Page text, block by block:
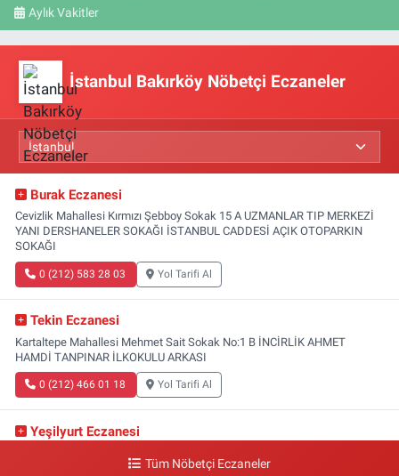
Aylık Vakitler
İstanbul Bakırköy Nöbetçi Eczaneler
Burak Eczanesi
Cevizlik Mahallesi Kırmızı Şebboy Sokak 15 A UZMANLAR TIP MERKEZİ
YANI DERSHANELER SOKAĞI İSTANBUL CADDESİ AÇIK OTOPARKIN
SOKAĞI
0 (212) 583 28 03 Yol Tarifi Al
Tekin Eczanesi
Kartaltepe Mahallesi Mehmet Sait Sokak No:1 B İNCİRLİK AHMET
HAMDİ TANPINAR İLKOKULU ARKASI
0 (212) 466 01 18 Yol Tarifi Al
Yeşilyurt Eczanesi
Tüm Nöbetçi Eczaneler